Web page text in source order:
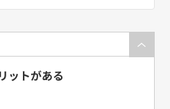
ットがある